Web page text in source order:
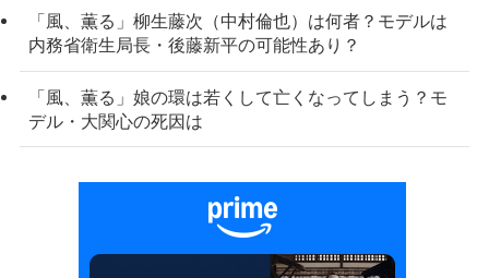
「風、薫る」柳生藤次（中村倫也）は何者？モデルは
内務省衛生局長・後藤新平の可能性あり？
「風、薫る」娘の環は若くして亡くなってしまう？モ
デル・大関心の死因は